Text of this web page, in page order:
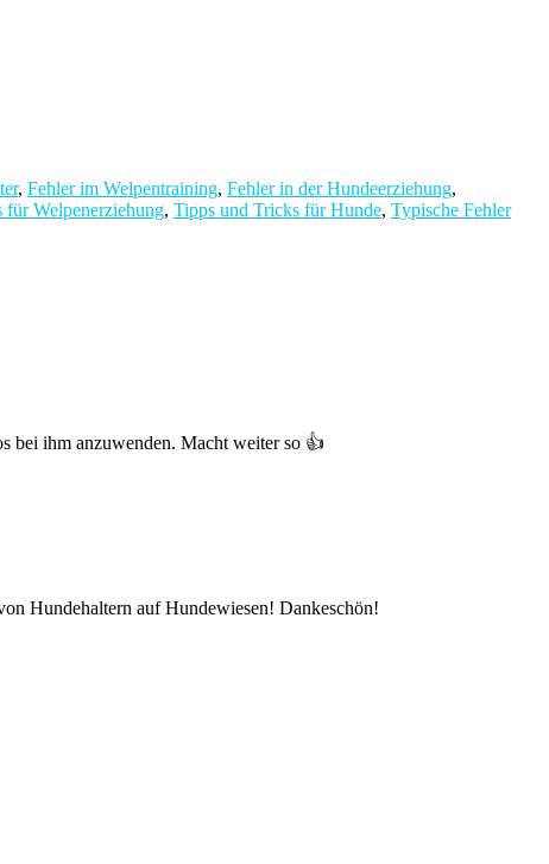
, Fehler im Welpentraining, Fehler in der Hundeerziehung,
für Welpenerziehung, Tipps und Tricks für Hunde, Typische Fehler
bei ihm anzuwenden. Macht weiter so 👍
Hundehaltern auf Hundewiesen! Dankeschön!